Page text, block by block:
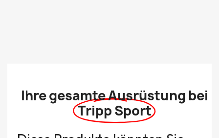
Ihre gesamte Ausrüstung bei
Tripp Sport